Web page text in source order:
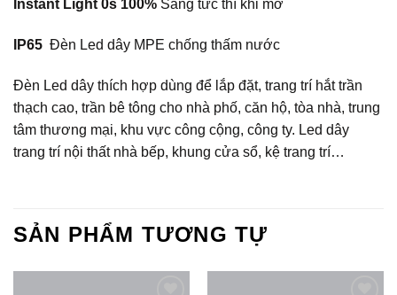
Instant Light 0s 100% Sáng tức thì khi mở
IP65 Đèn Led dây MPE chống thấm nước
Đèn Led dây thích hợp dùng để lắp đặt, trang trí hắt trần
thạch cao, trần bê tông cho nhà phố, căn hộ, tòa nhà, trung
tâm thương mại, khu vực công cộng, công ty. Led dây
trang trí nội thất nhà bếp, khung cửa sổ, kệ trang trí…
SẢN PHẨM TƯƠNG TỰ